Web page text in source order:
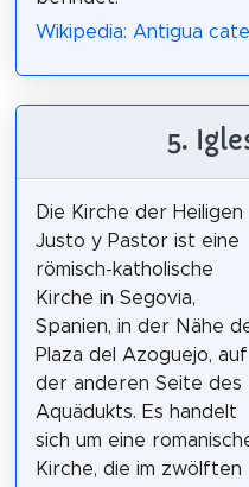
Wikipedia: Antigua
5.
Die Kirche der Heiligen
Justo y Pastor ist eine
römisch-katholische
Kirche in Segovia,
Spanien, in der Nähe
Plaza del Azoguejo, auf
der anderen Seite des
Aquädukts. Es handelt
sich um eine
Kirche, die im zwölften